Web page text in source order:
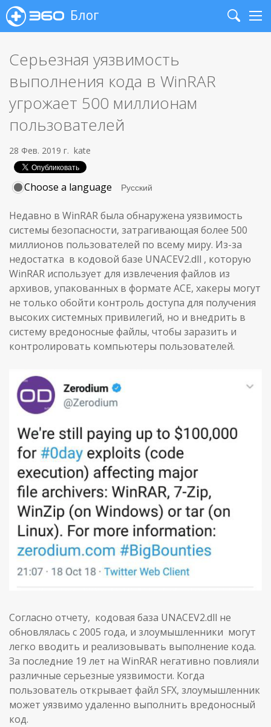
Блог
Search
Серьезная уязвимость
выполнения кода в WinRAR
угрожает 500 миллионам
пользователей
28 Фев. 2019 г. kate
Choose a language
Недавно в WinRAR была обнаружена уязвимость
системы безопасности, затрагивающая более 500
миллионов пользователей по всему миру. Из-за
недостатка в кодовой базе UNACEV2.dll , которую
WinRAR использует для извлечения файлов из
архивов, упакованных в формате ACE, хакеры могут
не только обойти контроль доступа для получения
высоких системных привилегий, но и внедрить в
систему вредоносные файлы, чтобы заразить и
контролировать компьютеры пользователей.
Согласно отчету, кодовая база UNACEV2.dll не
обновлялась с 2005 года, и злоумышленники могут
легко вводить и реализовывать выполнение кода.
За последние 19 лет на WinRAR негативно повлияли
различные серьезные уязвимости. Когда
пользователь открывает файл SFX, злоумышленник
может уязвимо удаленно выполнить вредоносный
код.